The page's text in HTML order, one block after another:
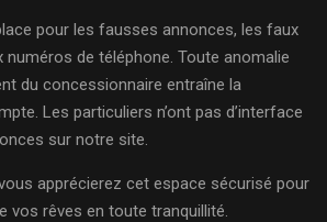
pour les fausses annonces, les faux
numéros de téléphone. Toute anomalie
du concessionnaire entraîne la
Les particuliers n’ont pas d’interface
sur notre site.
apprécierez cet espace sécurisé pour
vos rêves en toute tranquillité.